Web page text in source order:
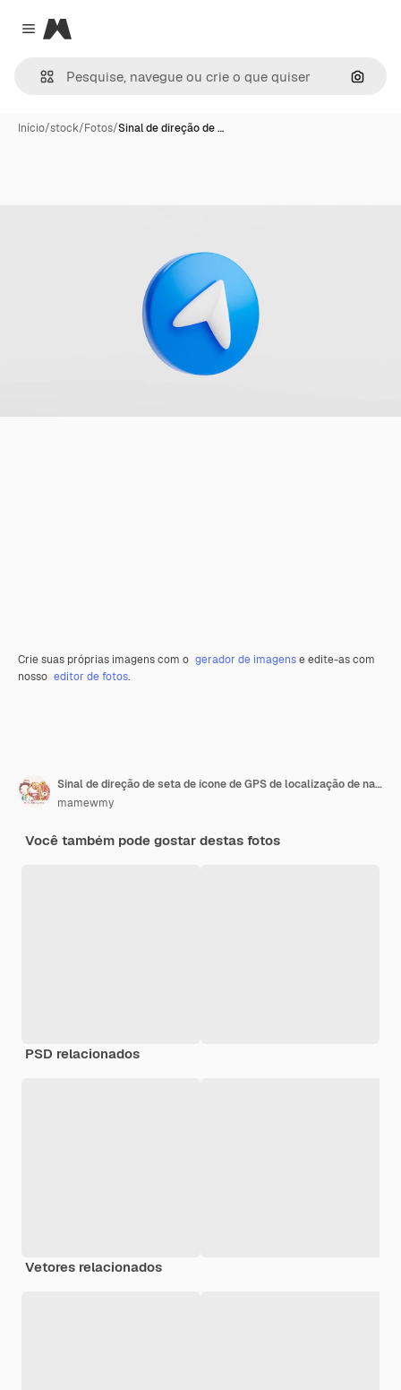
Close menu
Magnific
Início/stock/Fotos/Sinal de direção de …
Crie suas próprias imagens com o gerador de imagense edite-as com
nosso editor de fotos.
Sinal de direção de seta de ícone de GPS de localização de navegação azul no fundo branco renderização em 3D
mamewmy
Você também pode gostar destas fotos
PSD relacionados
Vetores relacionados